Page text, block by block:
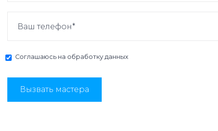
Соглашаюсь на обработку данных
Вызвать мастера